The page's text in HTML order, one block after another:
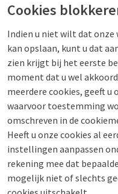
Cookies
Indien u niet wilt dat onze
kan opslaan, kunt u dat
zien krijgt bij het eerste
moment dat u wel
meerdere cookies, geeft
waarvoor toestemming
omschreven in de
Heeft u onze cookies al
instellingen aanpassen
rekening mee dat
mogelijk niet of slechts